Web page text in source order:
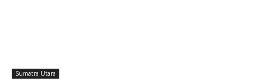
Sumatra Utara